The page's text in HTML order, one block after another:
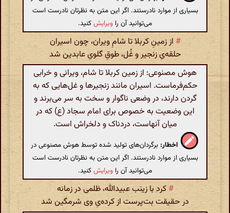
بسیاری از موارد نادرستند. اگر این متن به نظرتان نادرست است
می‌توانید آن را ویرایشکنید.
# از زمینِ کربلا تا شامِ ویران، چون اسیران
حلقه‌یِ زنجیر و غُل، طوقِ گلویِ عابدین شد
هوش مصنوعی: از زمین کربلا تا شام، ویرانی و خرابی
حکم‌فرماست. اسیران مانند زنجیرها و غل‌هایی که به
گردن دارند، در وضعی ناگوار و سخت به سر می‌برند و
این وضعیت به خصوص برای امام سجاد (ع) که در
میان آنهاست، دردناک و دلخراش است.
اخطار: برگردان‌های تولید شده توسط هوش مصنوعی در
بسیاری از موارد نادرستند. اگر این متن به نظرتان نادرست است
می‌توانید آن را ویرایشکنید.
# کرد با زینب عبیدالله، ظلمی در زمانه
در حقیقت بت‌پرست از کرده‌یِ وی شرمگین شد